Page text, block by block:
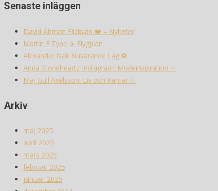
Senaste inläggen
David Åhman Flickvän ❤️ – Nyheter
Martin E Type ✈️ Flygplan
Alexander Isak Nuvarande Lag ⚽️
Anna Stoneheartz Instagram: Modeinspiration ✨
Maj Gull Axelsson: Liv och Karriär ✨
Arkiv
maj 2025
april 2025
mars 2025
februari 2025
januari 2025